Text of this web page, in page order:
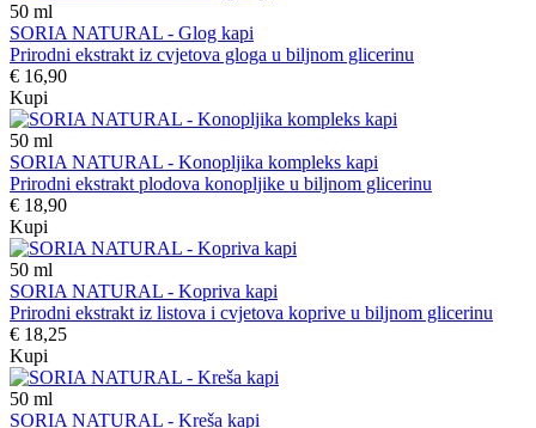
50 ml
SORIA NATURAL - Glog kapi
Prirodni ekstrakt iz cvjetova gloga u biljnom glicerinu
€ 16,90
Kupi
50 ml
SORIA NATURAL - Konopljika kompleks kapi
Prirodni ekstrakt plodova konopljike u biljnom glicerinu
€ 18,90
Kupi
50 ml
SORIA NATURAL - Kopriva kapi
Prirodni ekstrakt iz listova i cvjetova koprive u biljnom glicerinu
€ 18,25
Kupi
50 ml
SORIA NATURAL - Kreša kapi